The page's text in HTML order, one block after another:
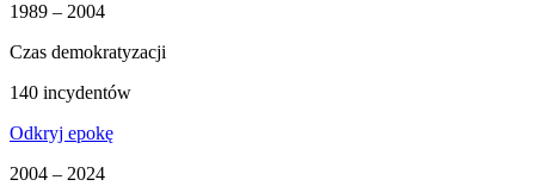
1989 – 2004
Czas demokratyzacji
140 incydentów
Odkryj epokę
2004 – 2024